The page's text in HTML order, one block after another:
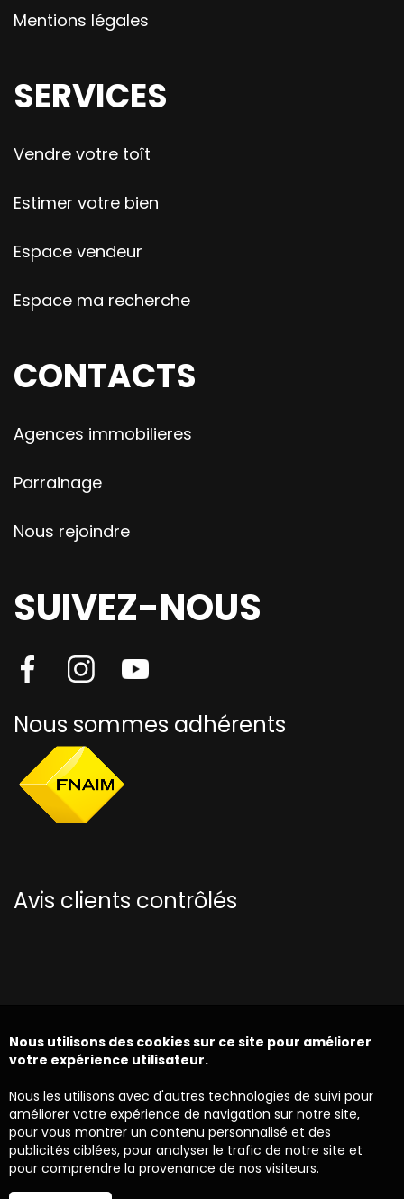
Mentions légales
SERVICES
Vendre votre toît
Estimer votre bien
Espace vendeur
Espace ma recherche
CONTACTS
Agences immobilieres
Parrainage
Nous rejoindre
SUIVEZ-NOUS
Nous sommes adhérents
Avis clients contrôlés
Nous utilisons des cookies sur ce site pour améliorer
votre expérience utilisateur.
Nous les utilisons avec d'autres technologies de suivi pour
améliorer votre expérience de navigation sur notre site,
pour vous montrer un contenu personnalisé et des
publicités ciblées, pour analyser le trafic de notre site et
pour comprendre la provenance de nos visiteurs.